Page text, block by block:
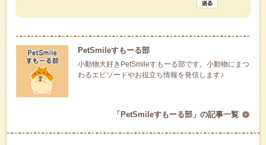
PetSmileすもーる部
小動物大好きPetSmileすもーる部です。小動物にまつ
わるエピソードやお役立ち情報を発信します♪
「PetSmileすもーる部」の記事一覧